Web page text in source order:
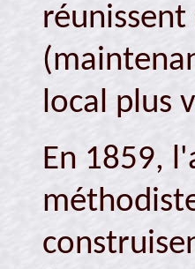
réunissent
local plus
En 1859,